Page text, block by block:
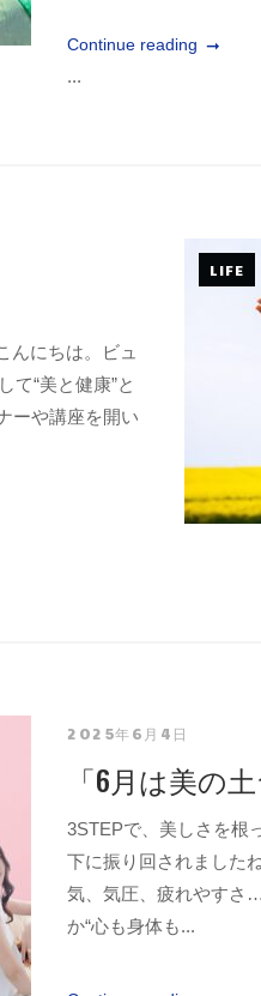
Continue reading
...
LIFE
んにちは。ビュ
て“美と健康”と
ーや講座を開い
2025年6月4日
「6月は美の
3STEPで、美しさを根
下に振り回されました
気、気圧、疲れやすさ
か“心も身体も...